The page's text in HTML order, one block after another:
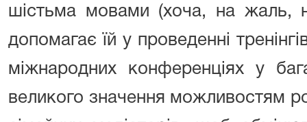
шістьма мовами (хоча, на жаль,
допомагає їй у проведенні
міжнародних конференціях у
великого значення можливостям